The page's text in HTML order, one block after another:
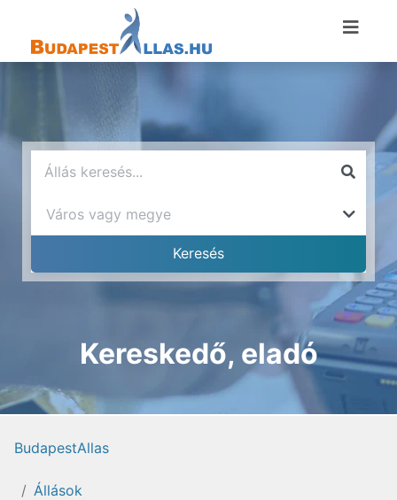
Kereskedő, eladó
BudapestAllas
Állások